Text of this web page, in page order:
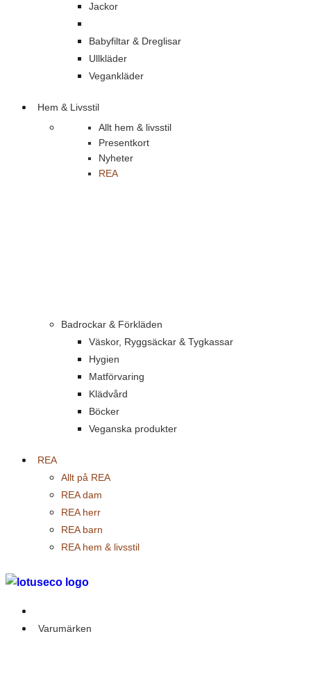
Jackor
Babyfiltar & Dreglisar
Ullkläder
Vegankläder
Hem & Livsstil
Allt hem & livsstil
Presentkort
Nyheter
REA
Badrockar & Förkläden
Väskor, Ryggsäckar & Tygkassar
Hygien
Matförvaring
Klädvård
Böcker
Veganska produkter
REA
Allt på REA
REA dam
REA herr
REA barn
REA hem & livsstil
Varumärken